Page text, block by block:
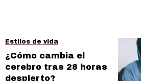
Estilos de vida
¿Cómo cambia el
cerebro tras 28 horas
despierto?